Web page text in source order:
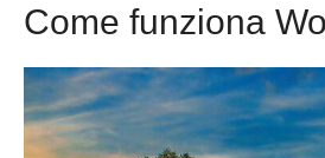
Come funziona